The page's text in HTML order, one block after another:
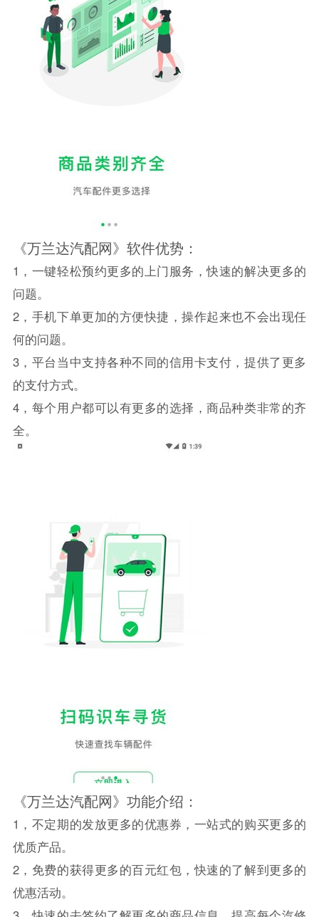
《万兰达汽配网》软件优势：
1，一键轻松预约更多的上门服务，快速的解决更多的
问题。
2，手机下单更加的方便快捷，操作起来也不会出现任
何的问题。
3，平台当中支持各种不同的信用卡支付，提供了更多
的支付方式。
4，每个用户都可以有更多的选择，商品种类非常的齐
全。
《万兰达汽配网》功能介绍：
1，不定期的发放更多的优惠券，一站式的购买更多的
优质产品。
2，免费的获得更多的百元红包，快速的了解到更多的
优惠活动。